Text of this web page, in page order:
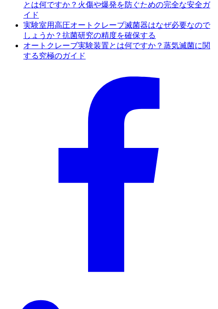
とは何ですか？火傷や爆発を防ぐための完全な安全ガ
イド
実験室用高圧オートクレーブ滅菌器はなぜ必要なので
しょうか？抗菌研究の精度を確保する
オートクレーブ実験装置とは何ですか？蒸気滅菌に関
する究極のガイド